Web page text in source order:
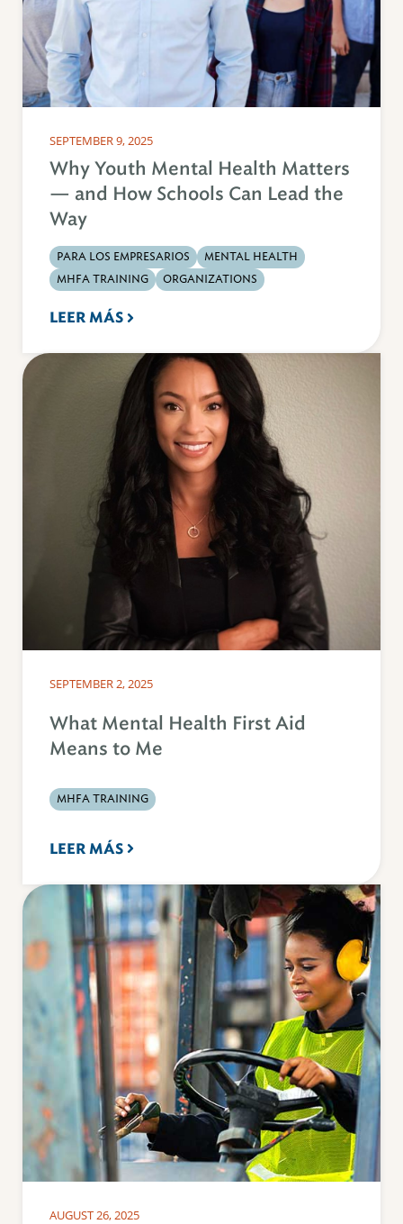
SEPTEMBER 9, 2025
Why Youth Mental Health Matters
— and How Schools Can Lead the
Way
PARA LOS EMPRESARIOS
MENTAL HEALTH
MHFA TRAINING
ORGANIZATIONS
LEER MÁS
SEPTEMBER 2, 2025
What Mental Health First Aid
Means to Me
MHFA TRAINING
LEER MÁS
AUGUST 26, 2025